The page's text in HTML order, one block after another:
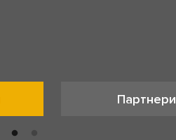
Партнери